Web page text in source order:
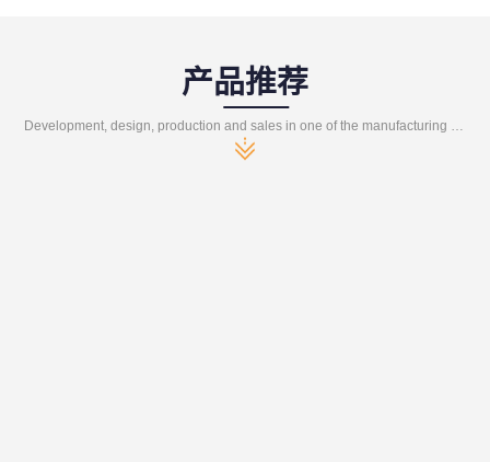
产品推荐
Development, design, production and sales in one of the manufacturing enterprises